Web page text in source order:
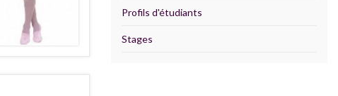
Profils d'étudiants
Stages